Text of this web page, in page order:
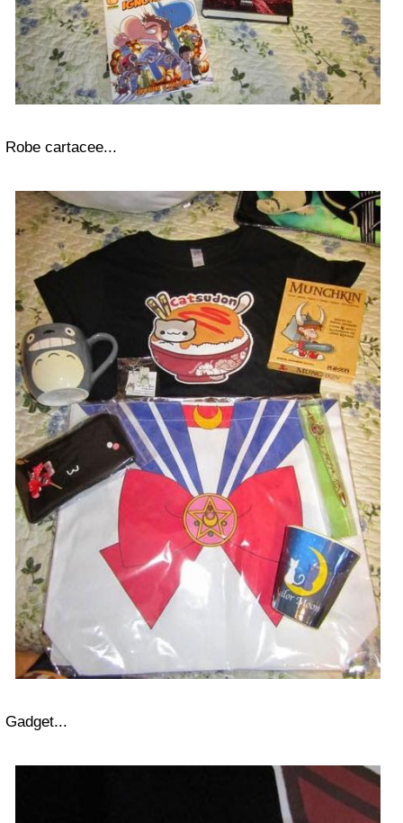
Robe cartacee...
Gadget...